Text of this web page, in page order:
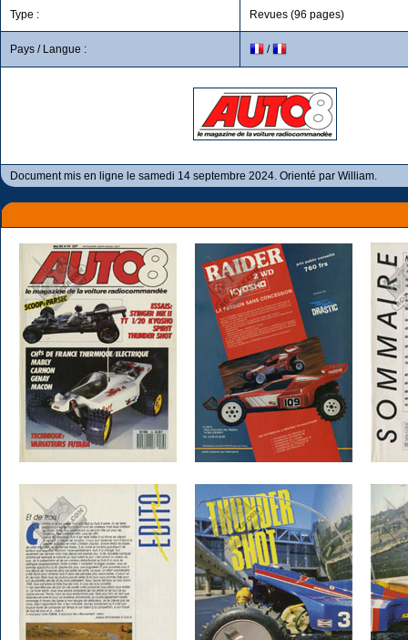
Type : Revues (96 pages)
Pays / Langue : /
Document mis en ligne le samedi 14 septembre 2024. Orienté par William.